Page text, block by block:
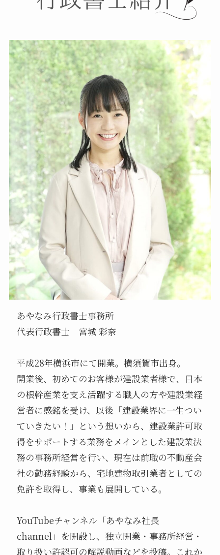
あやなみ行政書士事務所
代表行政書士 宮城 彩奈
平成28年横浜市にて開業。横須賀市出身。
開業後、初めてのお客様が建設業者様で、日本
の根幹産業を支え活躍する職人の方や建設業経
営者に感銘を受け、以後「建設業界に一生つい
ていきたい！」という想いから、建設業許可取
得をサポートする業務をメインとした建設業法
務の事務所経営を行い、現在は前職の不動産会
社の勤務経験から、宅地建物取引業者としての
免許を取得し、事業も展開している。
YouTubeチャンネル「あやなみ社長
channel」を開設し、独立開業・事務所経営・
取り扱い許認可の解説動画などを投稿。これか